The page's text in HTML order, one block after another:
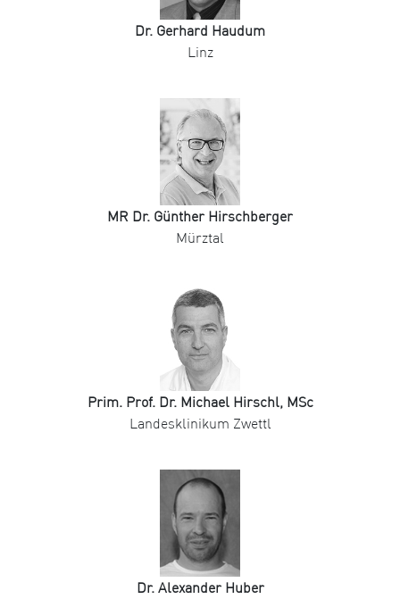
Dr. Gerhard Haudum
Linz
MR Dr. Günther Hirschberger
Mürztal
Prim. Prof. Dr. Michael Hirschl, MSc
Landesklinikum Zwettl
Dr. Alexander Huber